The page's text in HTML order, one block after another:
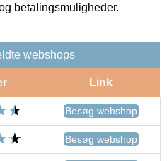
betalingsmuligheder.
webshops
Link
Besøg webshop
Besøg webshop